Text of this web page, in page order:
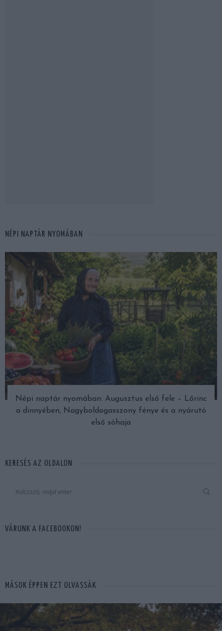
NÉPI NAPTÁR NYOMÁBAN
Népi naptár nyomában: Augusztus első fele – Lőrinc
a dinnyében, Nagyboldogasszony fénye és a nyárutó
első sóhaja
KERESÉS AZ OLDALON
VÁRUNK A FACEBOOKON!
MÁSOK ÉPPEN EZT OLVASSÁK